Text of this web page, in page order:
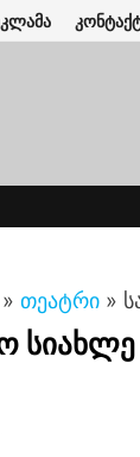
» თეატრი »